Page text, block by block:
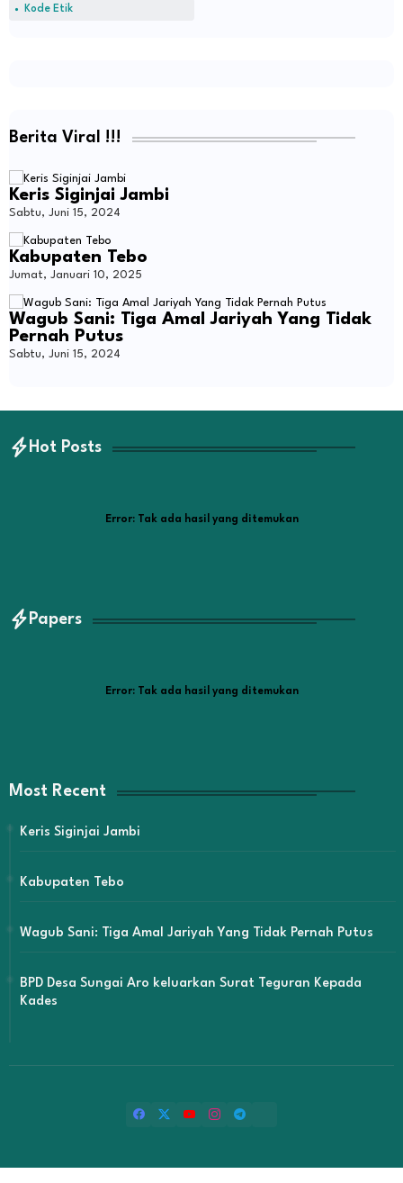
Kode Etik
Berita Viral !!!
Keris Siginjai Jambi
Sabtu, Juni 15, 2024
Kabupaten Tebo
Jumat, Januari 10, 2025
Wagub Sani: Tiga Amal Jariyah Yang Tidak
Pernah Putus
Sabtu, Juni 15, 2024
Hot Posts
Error:Tak ada hasil yang ditemukan
Papers
Error:Tak ada hasil yang ditemukan
Most Recent
Keris Siginjai Jambi
Kabupaten Tebo
Wagub Sani: Tiga Amal Jariyah Yang Tidak Pernah Putus
BPD Desa Sungai Aro keluarkan Surat Teguran Kepada
Kades